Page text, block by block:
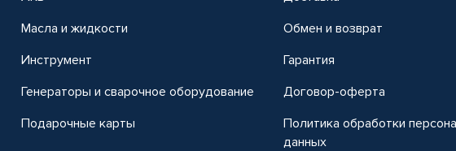
Масла и жидкости
Инструмент
Генераторы и сварочное оборудование
Подарочные карты
Обмен и возврат
Гарантия
Договор-оферта
Политика обработки
данных